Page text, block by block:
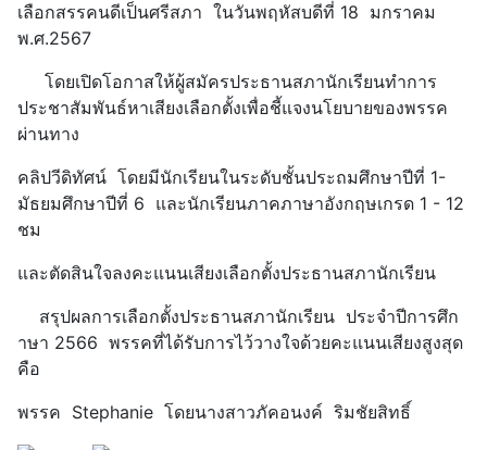
เลือกสรรคนดีเป็นศรีสภา ในวันพฤหัสบดีที่ 18 มกราคม
พ.ศ.2567
โดยเปิดโอกาสให้ผู้สมัครประธานสภานักเรียนทำการ
ประชาสัมพันธ์หาเสียงเลือกตั้งเพื่อชี้แจงนโยบายของพรรค
ผ่านทาง
คลิปวีดิทัศน์ โดยมีนักเรียนในระดับชั้นประถมศึกษาปีที่ 1-
มัธยมศึกษาปีที่ 6 และนักเรียนภาคภาษาอังกฤษเกรด 1 - 12
ชม
และตัดสินใจลงคะแนนเสียงเลือกตั้งประธานสภานักเรียน
สรุปผลการเลือกตั้งประธานสภานักเรียน ประจำปีการศึก
าษา 2566 พรรคที่ได้รับการไว้วางใจด้วยคะแนนเสียงสูงสุด
คือ
พรรค Stephanie โดยนางสาวภัคอนงค์ ริมชัยสิทธิ์